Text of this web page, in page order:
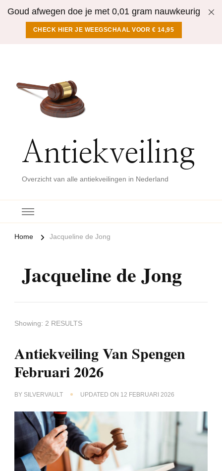
Goud afwegen doe je met 0,01 gram nauwkeurig
CHECK HIER JE WEEGSCHAAL VOOR € 14,95
Antiekveiling
Overzicht van alle antiekveilingen in Nederland
Home Jacqueline de Jong
Jacqueline de Jong
Showing: 2 RESULTS
Antiekveiling Van Spengen
Februari 2026
BY SILVERVAULT UPDATED ON 12 FEBRUARI 2026